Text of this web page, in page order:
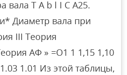
вала T A b l I C A25.
Диаметр вала при
III Теория
АФ » =О1 1 1,15 1,10
1.01 Из этой таблицы,